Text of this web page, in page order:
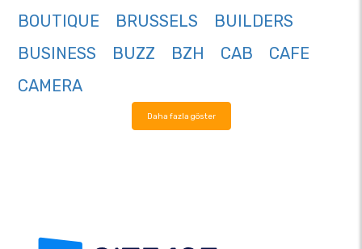
BOUTIQUE
BRUSSELS
BUILDERS
BUSINESS
BUZZ BZH CAB
CAFE
CAMERA
Daha fazla göster